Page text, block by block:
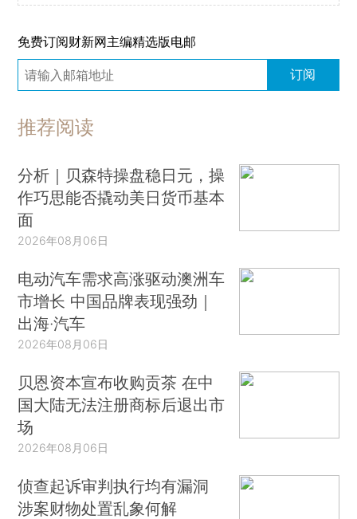
免费订阅财新网主编精选版电邮
订阅
推荐阅读
分析｜贝森特操盘稳日元，操
作巧思能否撬动美日货币基本
面
2026年08月06日
电动汽车需求高涨驱动澳洲车
市增长 中国品牌表现强劲｜
出海·汽车
2026年08月06日
贝恩资本宣布收购贡茶 在中
国大陆无法注册商标后退出市
场
2026年08月06日
侦查起诉审判执行均有漏洞
涉案财物处置乱象何解